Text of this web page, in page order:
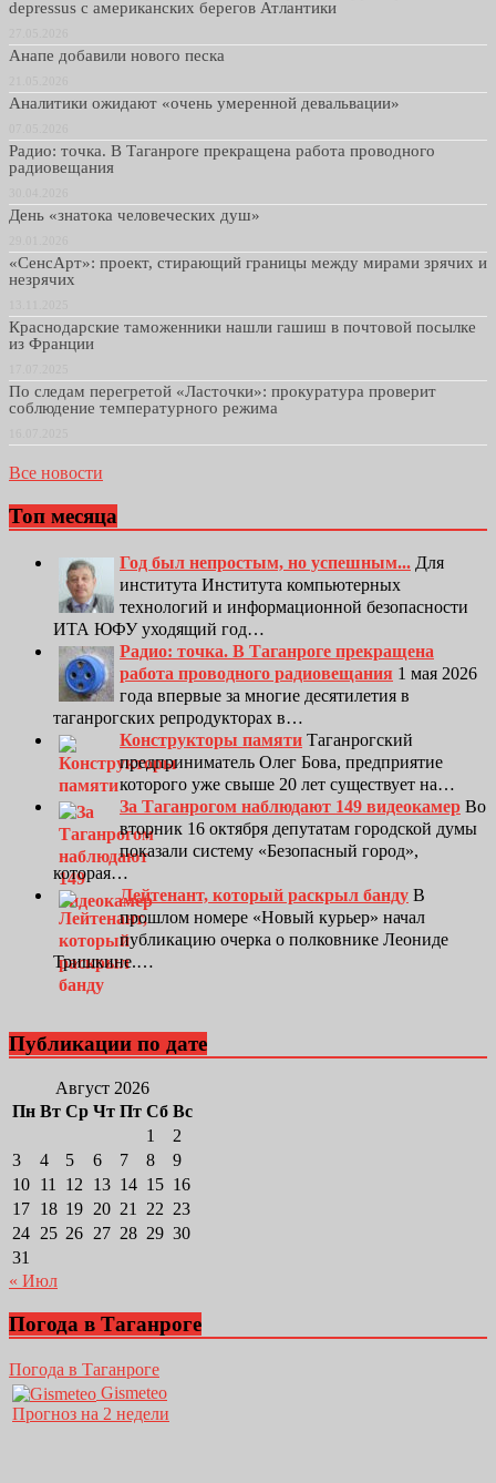
depressus с американских берегов Атлантики
Анапе добавили нового песка
Аналитики ожидают «очень умеренной девальвации»
Радио: точка. В Таганроге прекращена работа проводного
радиовещания
День «знатока человеческих душ»
«СенсАрт»: проект, стирающий границы между мирами зрячих и
незрячих
Краснодарские таможенники нашли гашиш в почтовой посылке
из Франции
По следам перегретой «Ласточки»: прокуратура проверит
соблюдение температурного режима
Все новости
Топ месяца
Год был непростым, но успешным... Для
института Института компьютерных
технологий и информационной безопасности
ИТА ЮФУ уходящий год…
Радио: точка. В Таганроге прекращена
работа проводного радиовещания 1 мая 2026
года впервые за многие десятилетия в
таганрогских репродукторах в…
Конструкторы памяти Таганрогский
предприниматель Олег Бова, предприятие
которого уже свыше 20 лет существует на…
За Таганрогом наблюдают 149 видеокамер Во
вторник 16 октября депутатам городской думы
показали систему «Безопасный город»,
которая…
Лейтенант, который раскрыл банду В
прошлом номере «Новый курьер» начал
публикацию очерка о полковнике Леониде
Тришкине.…
Публикации по дате
Август 2026
Пн Вт Ср Чт Пт Сб Вс
1
2
3
4 5 6 7 8
9
10 11 12 13 14 15 16
17 18 19 20 21 22 23
24 25 26 27 28 29 30
31
« Июл
Погода в Таганроге
Погода в Таганроге
Gismeteo
Прогноз на 2 недели